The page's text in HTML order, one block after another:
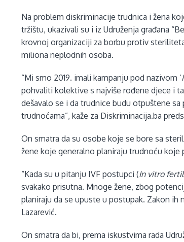
Na problem diskriminacije trudnica i žena
tržištu, ukazivali su i iz Udruženja građana
krovnoj organizaciji za borbu protiv
miliona neplodnih osoba.
“Mi smo 2019. imali kampanju pod nazivom ‘
pohvaliti kolektive s najviše rođene djece i
dešavalo se i da trudnice budu otpuštene
trudnoćama”, kaže za Diskriminacija.ba
On smatra da su osobe koje se bore sa
žene koje generalno planiraju trudnoću koje
“Kada su u pitanju IVF postupci (In vitro
svakako prisutna. Mnoge žene, zbog
planiraju da se upuste u postupak. Zakon ih
Lazarević.
On smatra da bi, prema iskustvima rada